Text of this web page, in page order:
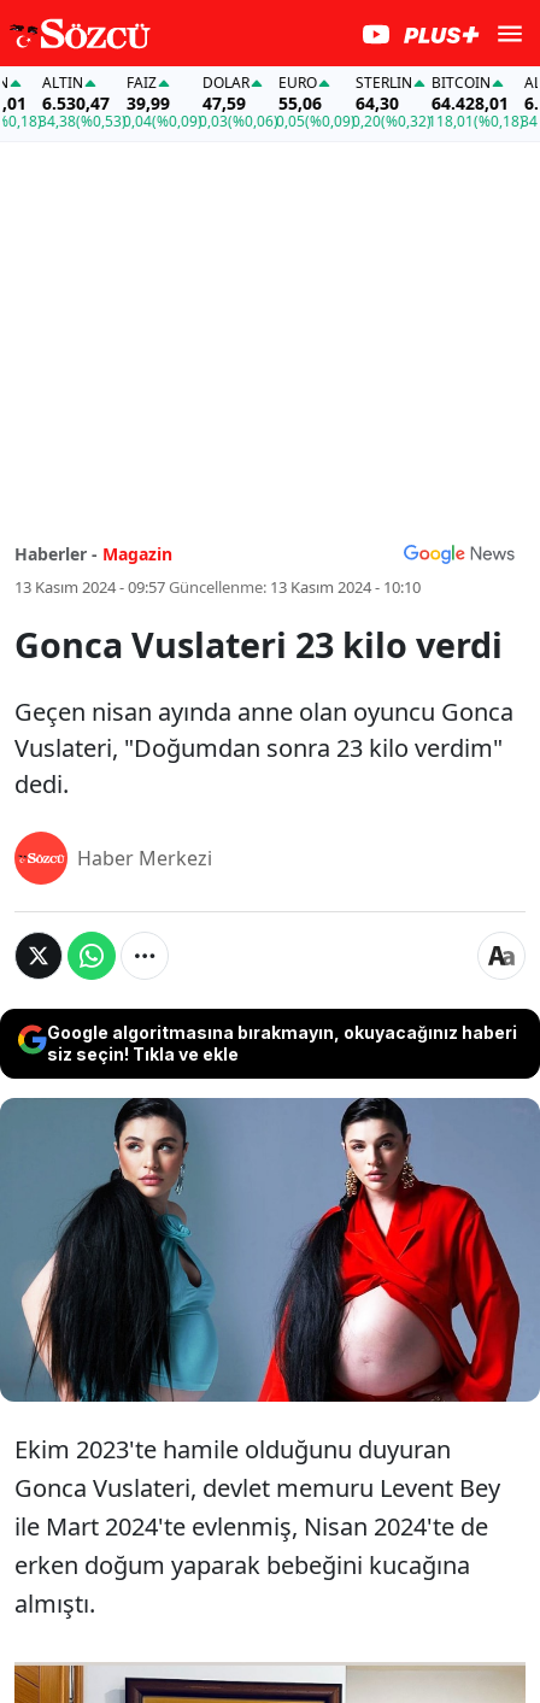
ALTIN
6.530,47
34,38(%0,53)
FAİZ
39,99
0,04(%0,09)
DOLAR
47,59
0,03(%0,06)
EURO
55,06
0,05(%0,09)
STERLIN
64,30
0,20(%0,32)
BITCOIN
64.428,01
118,01(%0,18)34,38
Haberler - Magazin
13 Kasım 2024 - 09:57Güncellenme: 13 Kasım 2024 - 10:10
Gonca Vuslateri 23 kilo verdi
Geçen nisan ayında anne olan oyuncu Gonca
Vuslateri, "Doğumdan sonra 23 kilo verdim"
dedi.
Haber Merkezi
Google algoritmasına bırakmayın, okuyacağınız haberi
siz seçin! Tıkla ve ekle
Geçen nisan ayında anne olan
oyuncu Gonca Vuslateri,
"Doğumdan sonra 23 kilo verdim"
dedi.
Ekim 2023'te hamile olduğunu duyuran
Gonca Vuslateri, devlet memuru Levent Bey
ile Mart 2024'te evlenmiş, Nisan 2024'te de
erken doğum yaparak bebeğini kucağına
almıştı.